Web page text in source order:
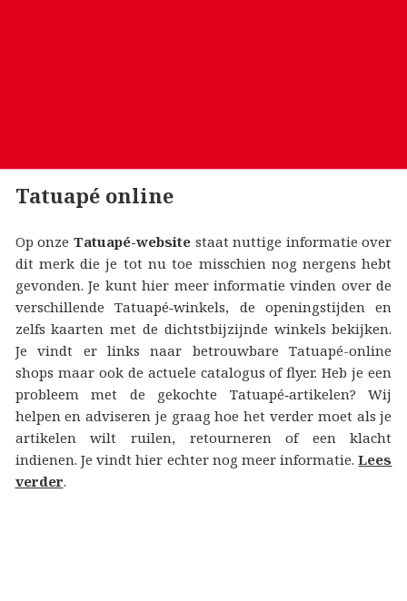
Tatuapé online
Op onze Tatuapé-websitestaat nuttige informatie over
dit merk die je tot nu toe misschien nog nergens hebt
gevonden. Je kunt hier meer informatie vinden over de
verschillende Tatuapé‑winkels, de openingstijden en
zelfs kaarten met de dichtstbijzijnde winkels bekijken.
Je vindt er links naar betrouwbare Tatuapé-online
shops maar ook de actuele catalogus of flyer. Heb je een
probleem met de gekochte Tatuapé‑artikelen? Wij
helpen en adviseren je graag hoe het verder moet als je
artikelen wilt ruilen, retourneren of een klacht
indienen. Je vindt hier echter nog meer informatie.Lees
verder.